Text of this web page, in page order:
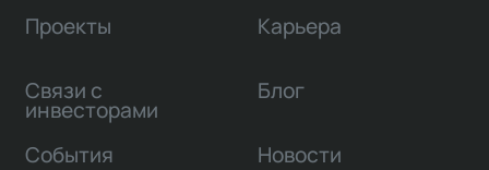
Проекты
Связи с
инвесторами
Карьера
Блог
События Новости